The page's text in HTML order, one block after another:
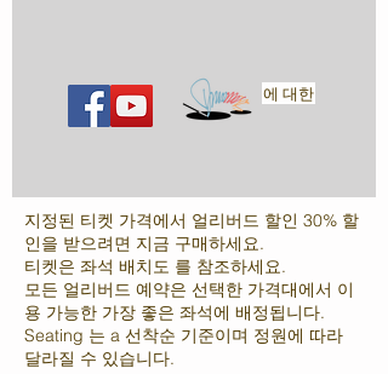
에 대한
지정된 티켓 가격에서 얼리버드 할인 30% 할
인을 받으려면 지금 구매하세요.
티켓은 좌석 배치도 를 참조하세요.
모든 얼리버드 예약은 선택한 가격대에서 이
용 가능한 가장 좋은 좌석에 배정됩니다.
Seating 는 a 선착순 기준이며 정원에 따라
달라질 수 있습니다.